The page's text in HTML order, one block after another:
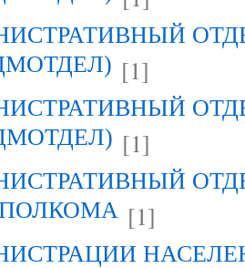
[1]
[1]
[1]